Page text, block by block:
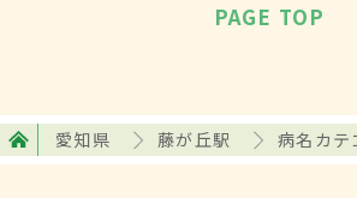
PAGE TOP
愛知県 藤が丘駅 病名カテ